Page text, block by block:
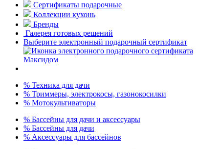
Сертификаты подарочные
Коллекции кухонь
Бренды
Галерея готовых решений
Выберите электронный подарочный сертификат
% Техника для дачи
% Триммеры, электрокосы, газонокосилки
% Мотокультиваторы
% Бассейны для дачи и аксессуары
% Бассейны для дачи
% Аксессуары для бассейнов